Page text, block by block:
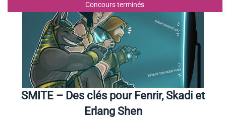
Concours terminés
SMITE – Des clés pour Fenrir, Skadi et
Erlang Shen